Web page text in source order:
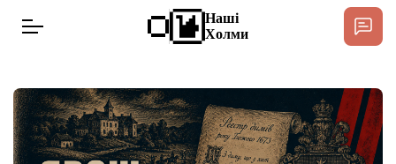
Наші Холми — Інтернет-видання громад
Новини
Спільнота Місцевих
Наші
Холми